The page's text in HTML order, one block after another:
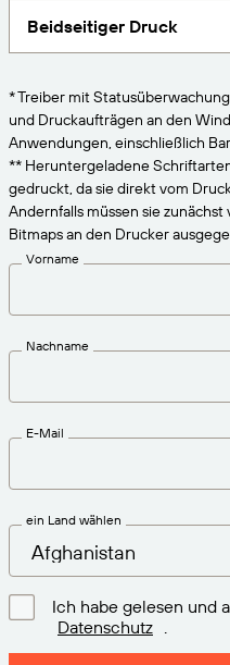
PRODUKT
Preise
Kostenlos testen
Technische Daten
Produktregistrierung
Unterstützte Standards
Amazon Transparency
Lösungsübersicht
VERBINDEN
Karriere
Nachrichten
Reifegradmodell
Erhalten Sie die
Beidseitiger Druck
* Treiber mit
und Druckaufträgen an den
Anwendungen, einschließlich
** Heruntergeladene
gedruckt, da sie direkt vom
Andernfalls müssen sie
Bitmaps an den Drucker
Vorname
Nachname
E-Mail
ein Land wählen
Ich habe gelesen und
Datenschutz